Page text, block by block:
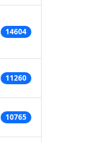
14604
11260
10765